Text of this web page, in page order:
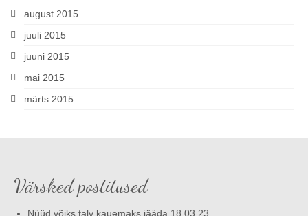
august 2015
juuli 2015
juuni 2015
mai 2015
märts 2015
Värsked postitused
Nüüd võiks talv kauemaks jääda 18.03.23